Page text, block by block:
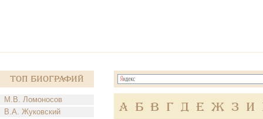
Топ Биографий
М.В. Ломоносов
В.А. Жуковский
А Б В Г Д Е Ж З И